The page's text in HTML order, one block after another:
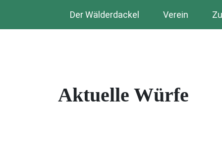
Der Wälderdackel Verein
Aktuelle Würfe